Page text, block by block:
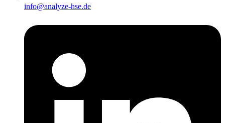
info@analyze-hse.de